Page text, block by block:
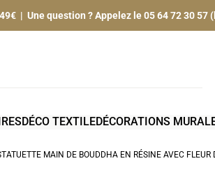
| Une question ? Appelez le 05 64 72 30 57
DÉCO TEXTILEDÉCORATIONS
MAIN DE BOUDDHA EN RÉSINE AVEC FLEUR